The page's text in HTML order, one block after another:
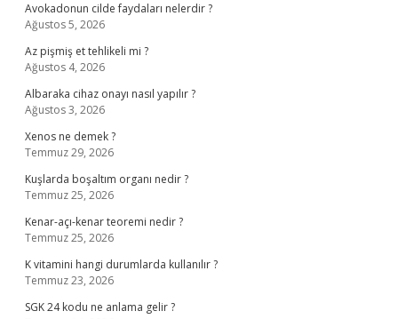
Avokadonun cilde faydaları nelerdir ?
Ağustos 5, 2026
Az pişmiş et tehlikeli mi ?
Ağustos 4, 2026
Albaraka cihaz onayı nasıl yapılır ?
Ağustos 3, 2026
Xenos ne demek ?
Temmuz 29, 2026
Kuşlarda boşaltım organı nedir ?
Temmuz 25, 2026
Kenar-açı-kenar teoremi nedir ?
Temmuz 25, 2026
K vitamini hangi durumlarda kullanılır ?
Temmuz 23, 2026
SGK 24 kodu ne anlama gelir ?